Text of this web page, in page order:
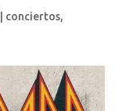
conciertos,